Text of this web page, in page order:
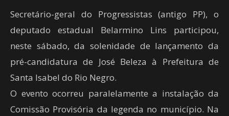
Secretário-geral do Progressistas (antigo PP), o
deputado estadual Belarmino Lins participou,
neste sábado, da solenidade de lançamento da
pré-candidatura de José Beleza à Prefeitura de
Santa Isabel do Rio Negro.
O evento ocorreu paralelamente a instalação da
Comissão Provisória da legenda no município. Na